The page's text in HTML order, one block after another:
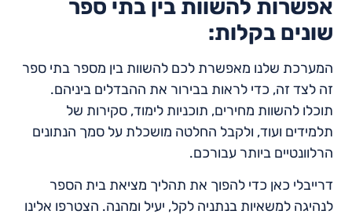
אפשרות להשוות בין בתי ספר
שונים בקלות:
המערכת שלנו מאפשרת לכם להשוות בין מספר בתי ספר
זה לצד זה, כדי לראות בבירור את ההבדלים ביניהם.
תוכלו להשוות מחירים, תוכניות לימוד, סקירות של
תלמידים ועוד, ולקבל החלטה מושכלת על סמך הנתונים
הרלוונטיים ביותר עבורכם.
דרייבלי כאן כדי להפוך את תהליך מציאת בית הספר
לנהיגה למשאיות בנתניה לקל, יעיל ומהנה. הצטרפו אלינו